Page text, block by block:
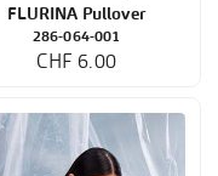
FLURINA Pullover
286-064-001
CHF 6.00